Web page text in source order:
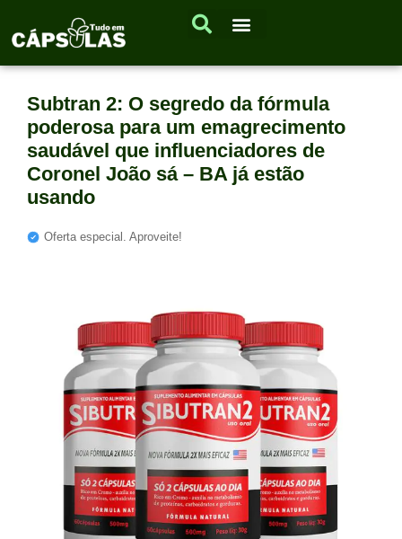
Subtran 2: O segredo da fórmula
poderosa para um emagrecimento
saudável que influenciadores de
Coronel João sá – BA já estão
usando
Oferta especial. Aproveite!